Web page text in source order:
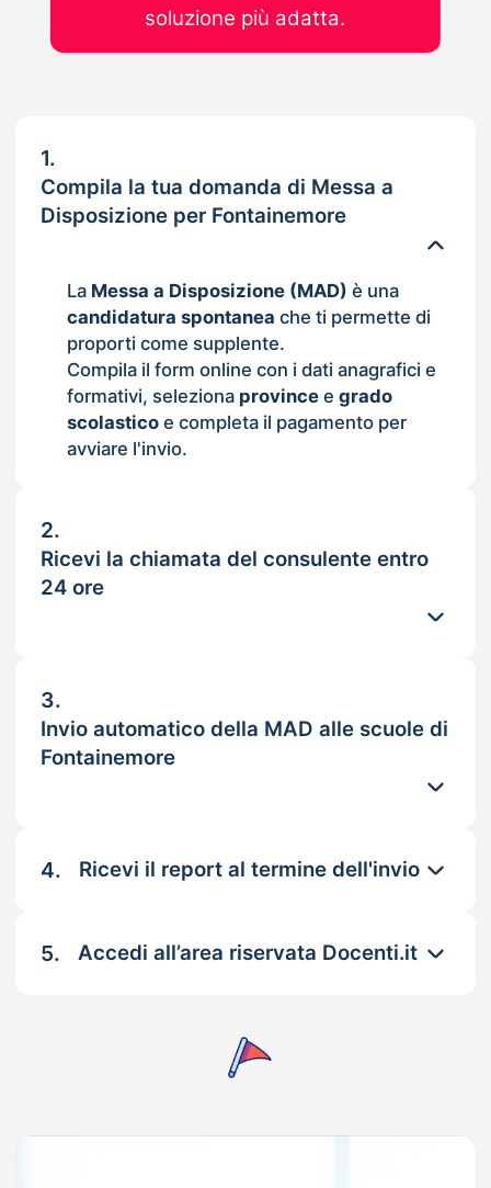
1.
Compila la tua domanda di Messa a
Disposizione per Fontainemore
La Messa a Disposizione (MAD) è una
candidatura spontanea che ti permette di
proporti come supplente.
Compila il form online con i dati anagrafici e
formativi, seleziona provincee grado
scolasticoe completa il pagamento per
avviare l'invio.
2.
Ricevi la chiamata del consulente entro
24 ore
3.
Invio automatico della MAD alle scuole di
Fontainemore
4. Ricevi il report al termine dell'invio
5. Accedi all’area riservata Docenti.it
soluzione più adatta.